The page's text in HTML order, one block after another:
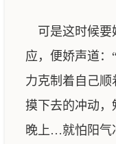
可是这时候要
应，便娇声道
力克制着自己
摸下去的冲动，
晚上…就怕阳气